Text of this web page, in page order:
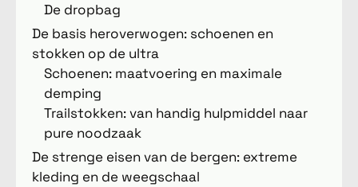
De dropbag
De basis heroverwogen: schoenen en
stokken op de ultra
Schoenen: maatvoering en maximale
demping
Trailstokken: van handig hulpmiddel naar
pure noodzaak
De strenge eisen van de bergen: extreme
kleding en de weegschaal